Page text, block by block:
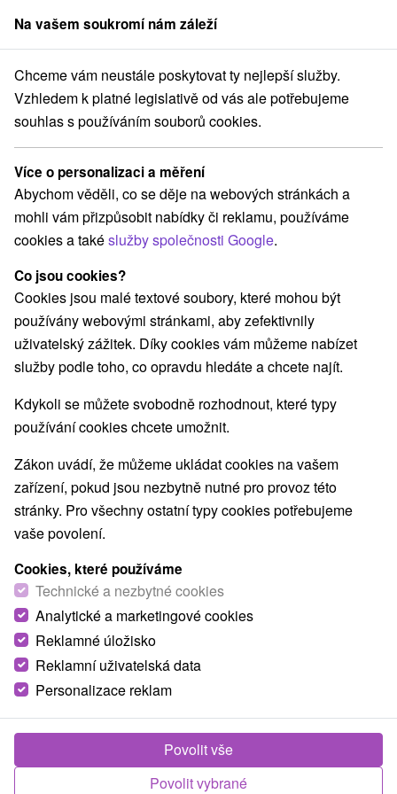
člen skupinySorger
Pobyty na Slovensku Relaxační pobyty Volovské vrchy
Relaxační pobyty Volovské vrchy
Kategorie
Všechny kategorie
Wellness pobyty(2)
Víkendové pobyty(3) Pobyty pro seniory
Vyberte lokalitu nebo termín
Obce a města
7-denní pobyty PÁTEŘ, MANAŽER, ZDRAVÝ
HLAS, SPELEOTERAPIE: Zdraví a pohoda na
míru
Na vašem soukromí nám záleží
Chceme vám neustále poskytovat ty nejlepší služby.
Vzhledem k platné legislativě od vás ale potřebujeme
souhlas s používáním souborů cookies.
Více o personalizaci a měření
Abychom věděli, co se děje na webových stránkách a
mohli vám přizpůsobit nabídky či reklamu, používáme
cookies a takéslužby společnosti Google.
Co jsou cookies?
Cookies jsou malé textové soubory, které mohou být
používány webovými stránkami, aby zefektivnily
uživatelský zážitek. Díky cookies vám můžeme nabízet
služby podle toho, co opravdu hledáte a chcete najít.
Kdykoli se můžete svobodně rozhodnout, které typy
používání cookies chcete umožnit.
Zákon uvádí, že můžeme ukládat cookies na vašem
zařízení, pokud jsou nezbytně nutné pro provoz této
stránky. Pro všechny ostatní typy cookies potřebujeme
vaše povolení.
Cookies, které používáme
Technické a nezbytné cookies
Analytické a marketingové cookies
Reklamné úložisko
Reklamní uživatelská data
Personalizace reklam
Povolit vybrané
Povolit vše